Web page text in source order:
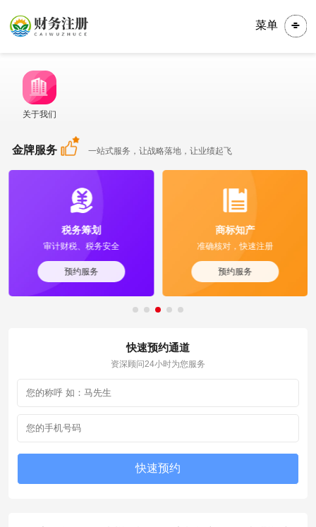
菜单
关于我们
金牌服务 一站式服务，让战略落地，让业绩起飞
税务筹划
审计财税、税务安全
预约服务
商标知产
准确核对，快速注册
预约服务
快速预约通道
资深顾问24小时为您服务